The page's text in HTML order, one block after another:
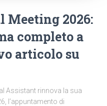
Meeting 2026:
completo a
articolo su
Assistant rinnova la sua
l’appuntamento di